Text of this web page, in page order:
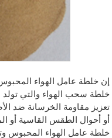
خلطة سحب الهواء والتي
تعزيز مقاومة الخرسانة ضد
أو أحوال الطقس القاسية أو